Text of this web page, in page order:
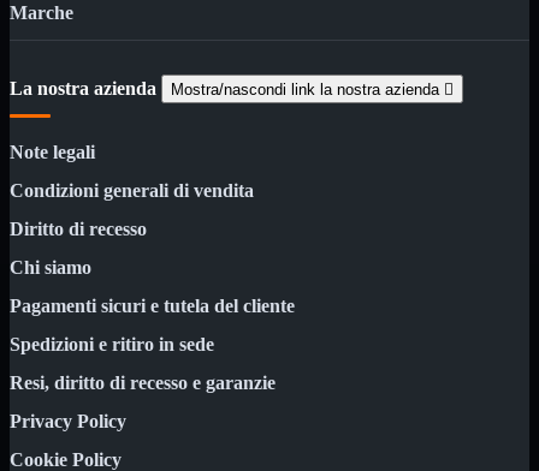
KVM
Prolunga 
USB2
Alimentazione
220Volt
Molex
Sata
Marche
La nostra azienda Mostra/nascondi link la nostra azienda 
Note legali
Condizioni generali di vendita
Diritto di recesso
Chi siamo
Pagamenti sicuri e tutela del cliente
Spedizioni e ritiro in sede
Resi, diritto di recesso e garanzie
Privacy Policy
Cookie Policy